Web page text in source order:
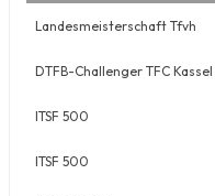
Landesmeisterschaft Tfvh
DTFB-Challenger TFC Kassel
ITSF 500
ITSF 500